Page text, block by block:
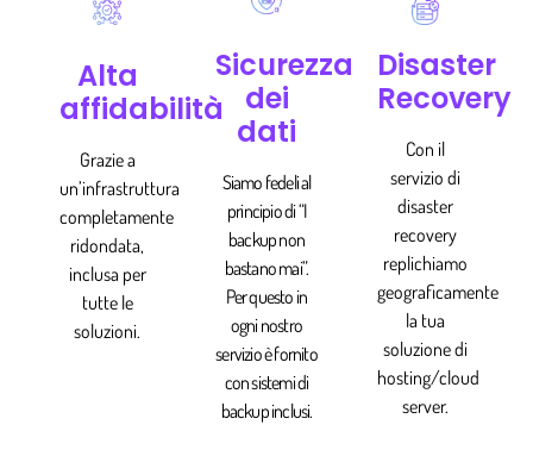
Alta
affidabilità
Grazie a
un’infrastruttura
completamente
ridondata,
inclusa per
tutte le
soluzioni.
Sicurezza
dei
dati
Siamo fedeli al
principio di “I
backup non
bastano mai”.
Per questo in
ogni nostro
servizio è fornito
con sistemi di
backup inclusi.
Disaster
Recovery
Con il
servizio di
disaster
recovery
replichiamo
geograficamente
la tua
soluzione di
hosting/cloud
server.